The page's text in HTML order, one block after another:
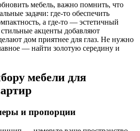
мебель, важно помнить, что
задачи: где-то обеспечить
а где-то — эстетичный
акценты добавляют
дом приятнее для глаз. Не нужно
— найти золотую середину и
мебели для
и пропорции